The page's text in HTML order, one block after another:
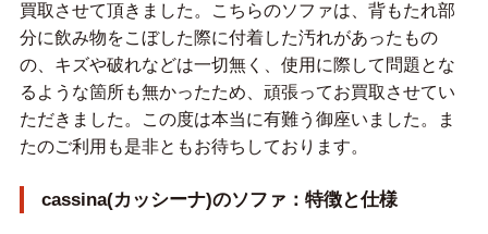
買取させて頂きました。こちらのソファは、背もたれ部
分に飲み物をこぼした際に付着した汚れがあったもの
の、キズや破れなどは一切無く、使用に際して問題とな
るような箇所も無かったため、頑張ってお買取させてい
ただきました。この度は本当に有難う御座いました。ま
たのご利用も是非ともお待ちしております。
cassina(カッシーナ)のソファ：特徴と仕様